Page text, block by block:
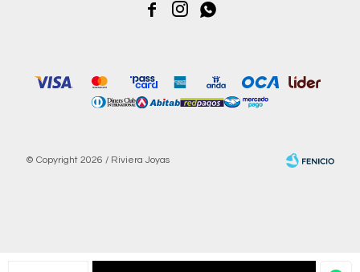
  
© Copyright 2026 / Riviera Joyas